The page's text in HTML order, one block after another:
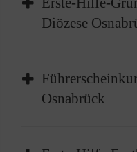
Diözese
Der Erste-Hilfe-
Osnabrück ist das
Durchführung der
Osnabrück
Freundlich,